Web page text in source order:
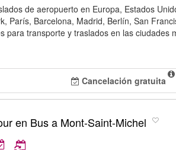
de aeropuerto en Europa, Estados
París, Barcelona, Madrid, Berlín, San
para transporte y traslados en las
Cancelación gratuita
en Bus a Mont-Saint-Michel